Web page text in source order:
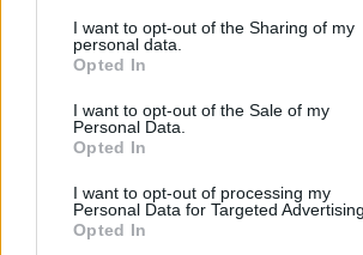
not limited to your visit or usage behaviour.
grant or deny consent to Google and its
use your data for below specified purposes
consent section.
I want to opt-out of the Sharing of my
personal data.
Opted In
I want to opt-out of the Sale of my
Personal Data.
Opted In
I want to opt-out of processing my
Personal Data for Targeted Advertising.
Opted In